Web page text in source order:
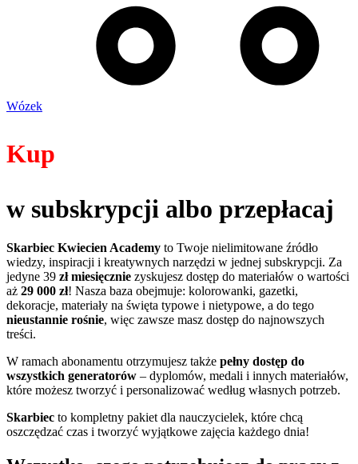
Wózek
Kup
w subskrypcji albo przepłacaj
Skarbiec Kwiecien Academy to Twoje nielimitowane źródło
wiedzy, inspiracji i kreatywnych narzędzi w jednej subskrypcji. Za
jedyne 39 zł miesięcznie zyskujesz dostęp do materiałów o wartości
aż 29 000 zł! Nasza baza obejmuje: kolorowanki, gazetki,
dekoracje, materiały na święta typowe i nietypowe, a do tego
nieustannie rośnie, więc zawsze masz dostęp do najnowszych
treści.
W ramach abonamentu otrzymujesz także pełny dostęp do
wszystkich generatorów – dyplomów, medali i innych materiałów,
które możesz tworzyć i personalizować według własnych potrzeb.
Skarbiec to kompletny pakiet dla nauczycielek, które chcą
oszczędzać czas i tworzyć wyjątkowe zajęcia każdego dnia!